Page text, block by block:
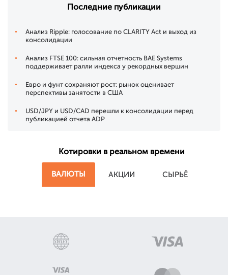
Последние публикации
Анализ Ripple: голосование по CLARITY Act и выход из
консолидации
Анализ FTSE 100: сильная отчетность BAE Systems
поддерживает ралли индекса у рекордных вершин
Евро и фунт сохраняют рост: рынок оценивает
перспективы занятости в США
USD/JPY и USD/CAD перешли к консолидации перед
публикацией отчета ADP
Котировки в реальном времени
ВАЛЮТЫ АКЦИИ СЫРЬЁ